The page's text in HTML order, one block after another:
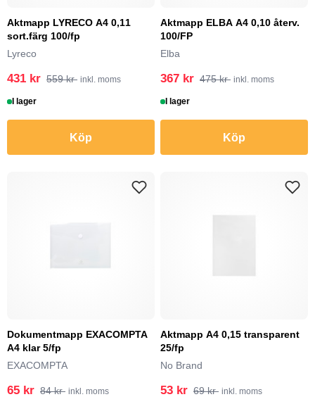
Aktmapp LYRECO A4 0,11
sort.färg 100/fp
Lyreco
431 kr 559 kr inkl. moms
I lager
Köp
Aktmapp ELBA A4 0,10 återv.
100/FP
Elba
367 kr 475 kr inkl. moms
I lager
Köp
Dokumentmapp EXACOMPTA
A4 klar 5/fp
EXACOMPTA
65 kr 84 kr inkl. moms
Aktmapp A4 0,15 transparent
25/fp
No Brand
53 kr 69 kr inkl. moms